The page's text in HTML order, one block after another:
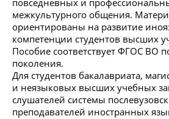
повседневных и
межкультурного общения.
ориентированы на развитие
компетенции студентов высших
Пособие соответствует ФГОС ВО
поколения.
Для студентов бакалавриата,
и неязыковых высших учебных
слушателей системы
преподавателей иностранных